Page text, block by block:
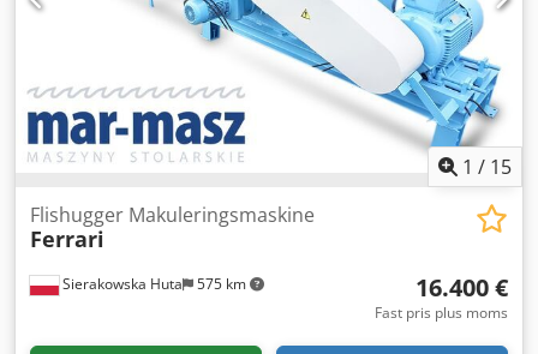
1 / 15
Sierakowska Huta 575 km
Flishugger Makuleringsmaskine
Ferrari
16.400 €
Fast pris plus moms